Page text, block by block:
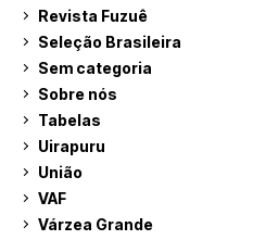
Revista Fuzuê
Seleção Brasileira
Sem categoria
Sobre nós
Tabelas
Uirapuru
União
VAF
Várzea Grande